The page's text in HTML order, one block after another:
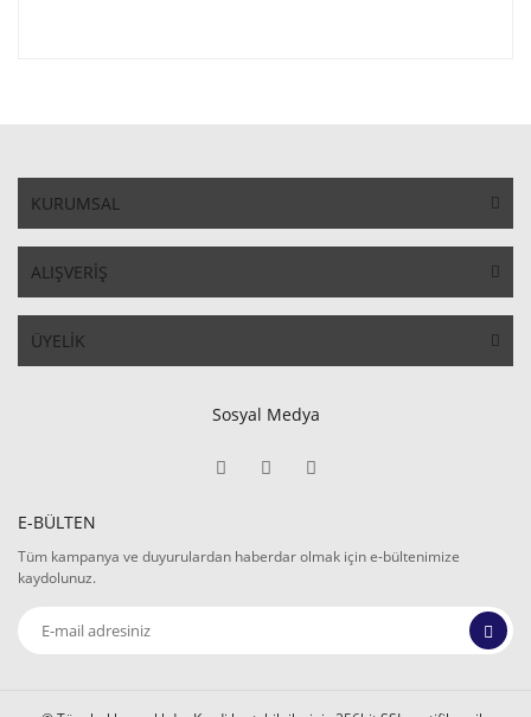
KURUMSAL
ALIŞVERİŞ
ÜYELİK
Sosyal Medya
E-BÜLTEN
Tüm kampanya ve duyurulardan haberdar olmak için e-bültenimize
kaydolunuz.